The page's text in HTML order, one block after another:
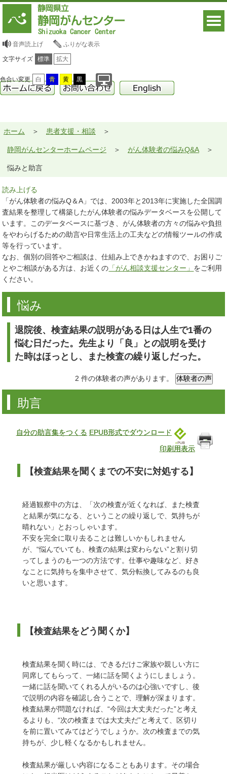
音声読上げ ふりがな表示
文字サイズ 標準 拡大
色合い変更 白 青 黄 黒
ホーム 患者支援・相談
静岡がんセンターホームページ がん体験者の悩みQ&A
悩みと助言
読み上げる
「がん体験者の悩みQ＆A」では、2003年と2013年に実施した全国調
査結果を整理して構築したがん体験者の悩みデータベースを公開して
います。このデータベースに基づき、がん体験者の方々の悩みや負担
をやわらげるための助言や日常生活上の工夫などの情報ツールの作成
等を行っています。
なお、個別の回答やご相談は、仕組み上できかねますので、お困りご
とやご相談がある方は、お近くの 「がん相談支援センター」 をご利用
ください。
悩み
退院後、検査結果の説明がある日は人生で1番の
悩む日だった。先生より「良」との説明を受け
た時はほっとし、また検査の繰り返しだった。
2 件の体験者の声があります。
助言
自分の助言集をつくる EPUB形式でダウンロード
印刷用表示
【検査結果を聞くまでの不安に対処する】
経過観察中の方は、「次の検査が近くなれば、また検査
と結果が気になる、ということの繰り返しで、気持ちが
晴れない」とおっしゃいます。
不安を完全に取り去ることは難しいかもしれません
が、“悩んでいても、検査の結果は変わらない”と割り切
ってしまうのも一つの方法です。仕事や趣味など、好き
なことに気持ちを集中させて、気分転換してみるのも良
いと思います。
【検査結果をどう聞くか】
検査結果を聞く時には、できるだけご家族や親しい方に
同席してもらって、一緒に話を聞くようにしましょう。
一緒に話を聞いてくれる人がいるのは心強いですし、後
で説明の内容を確認し合うことで、理解が深まります。
検査結果が問題なければ、“今回は大丈夫だった”と考え
るよりも、“次の検査までは大丈夫だ”と考えて、区切り
を前に置いてみてはどうでしょうか。次の検査までの気
持ちが、少し軽くなるかもしれません。
検査結果が厳しい内容になることもあります。その場合